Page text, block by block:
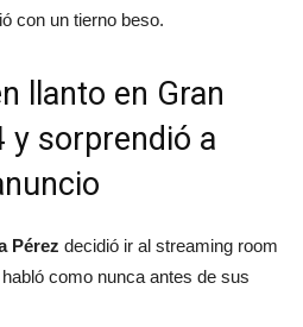
con un tierno beso.
llanto en Gran
y sorprendió a
Pérez decidió ir al streaming room
como nunca antes de sus